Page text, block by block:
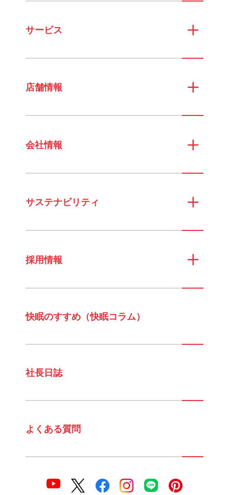
サービス
店舗情報
会社情報
サステナビリティ
採用情報
快眠のすすめ（快眠コラム）
社長日誌
よくある質問